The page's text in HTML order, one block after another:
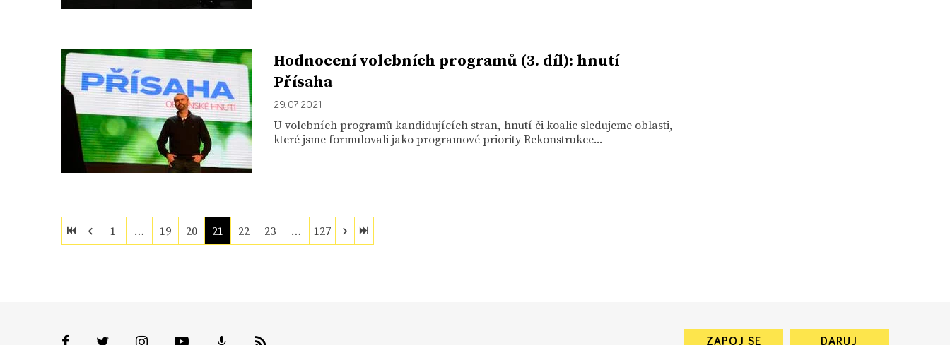
Hodnocení volebních programů (3. díl): hnutí
Přísaha
29. 07. 2021
U volebních programů kandidujících stran, hnutí či koalic sledujeme oblasti,
které jsme formulovali jako programové priority Rekonstrukce...
1 … 19 20 21 22 23 … 127
ZAPOJ SE DARUJ